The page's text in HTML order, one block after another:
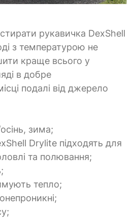
рукавичка DexShell
з температурою не
краще всього у
в добре
подалі від джерело
зима;
Drylite підходять для
та полювання;
тепло;